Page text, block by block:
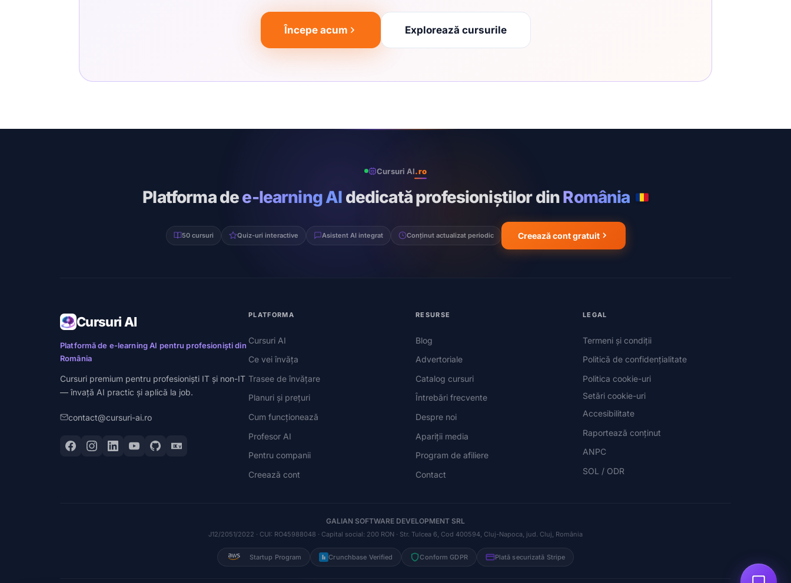
Începe acum Explorează cursurile
Cursuri AI.ro
Platforma dee-learning AI dedicată profesioniștilor dinRomânia
50 cursuri Quiz-uri interactive Asistent AI integrat Conținut actualizat periodic Creează cont gratuit
Cursuri AI
Platformă de e-learning AI pentru profesioniști din
România
Cursuri premium pentru profesioniști IT și non-IT
— învață AI practic și aplică la job.
contact@cursuri-ai.ro
PLATFORMA
Cursuri AI
Ce vei învăța
Trasee de învățare
Planuri și prețuri
Cum funcționează
Profesor AI
Pentru companii
Creează cont
RESURSE
Blog
Advertoriale
Catalog cursuri
Întrebări frecvente
Despre noi
Apariții media
Program de afiliere
Contact
LEGAL
Termeni și condiții
Politică de confidențialitate
Politica cookie-uri
Setări cookie-uri
Accesibilitate
Raportează conținut
ANPC
SOL / ODR
GALIAN SOFTWARE DEVELOPMENT SRL
J12/2051/2022 · CUI: RO45988048 · Capital social: 200 RON · Str. Tulcea 6, Cod 400594, Cluj-Napoca, jud. Cluj, România
Startup Program Crunchbase Verified Conform GDPR Plată securizată Stripe
1